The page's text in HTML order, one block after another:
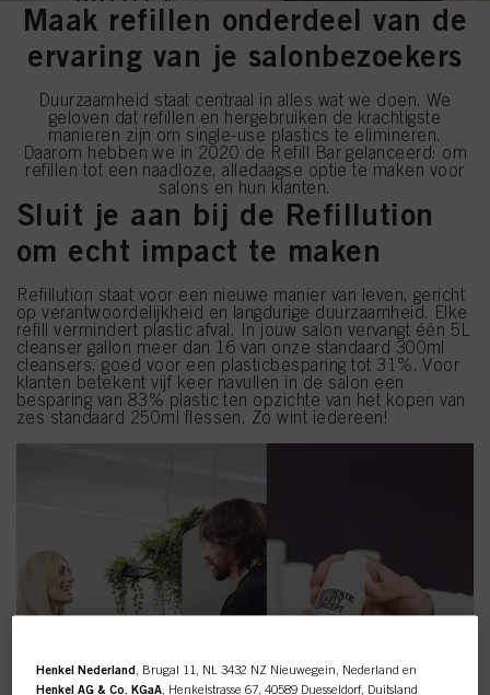
Maak refillen onderdeel van de
ervaring van je salonbezoekers
Duurzaamheid staat centraal in alles wat we doen. We
geloven dat refillen en hergebruiken de krachtigste
manieren zijn om single-use plastics te elimineren.
Daarom hebben we in 2020 de Refill Bar gelanceerd: om
refillen tot een naadloze, alledaagse optie te maken voor
salons en hun klanten.
Sluit je aan bij de Refillution
om echt impact te maken
Refillution staat voor een nieuwe manier van leven, gericht
op verantwoordelijkheid en langdurige duurzaamheid. Elke
refill vermindert plastic afval. In jouw salon vervangt één 5L
cleanser gallon meer dan 16 van onze standaard 300ml
cleansers, goed voor een plasticbesparing tot 31%. Voor
klanten betekent vijf keer navullen in de salon een
besparing van 83% plastic ten opzichte van het kopen van
zes standaard 250ml flessen. Zo wint iedereen!
Henkel Nederland , Brugal 11, NL 3432 NZ Nieuwegein, Nederland en
Henkel AG & Co. KGaA , Henkelstrasse 67, 40589 Duesseldorf, Duitsland